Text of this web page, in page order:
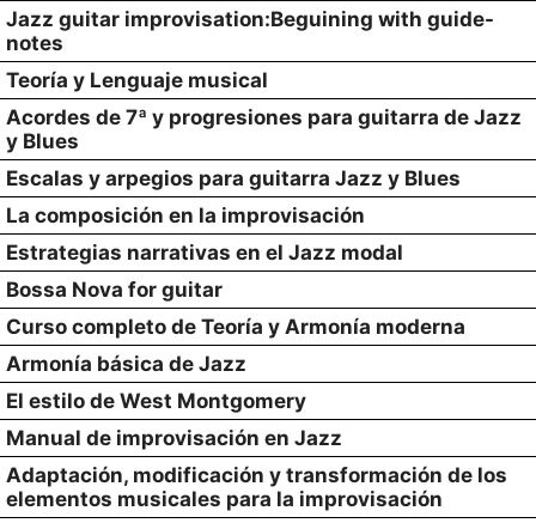
Jazz guitar improvisation:Beguining with guide-
notes
Teoría y Lenguaje musical
Acordes de 7ª y progresiones para guitarra de Jazz
y Blues
Escalas y arpegios para guitarra Jazz y Blues
La composición en la improvisación
Estrategias narrativas en el Jazz modal
Bossa Nova for guitar
Curso completo de Teoría y Armonía moderna
Armonía básica de Jazz
El estilo de West Montgomery
Manual de improvisación en Jazz
Adaptación, modificación y transformación de los
elementos musicales para la improvisación